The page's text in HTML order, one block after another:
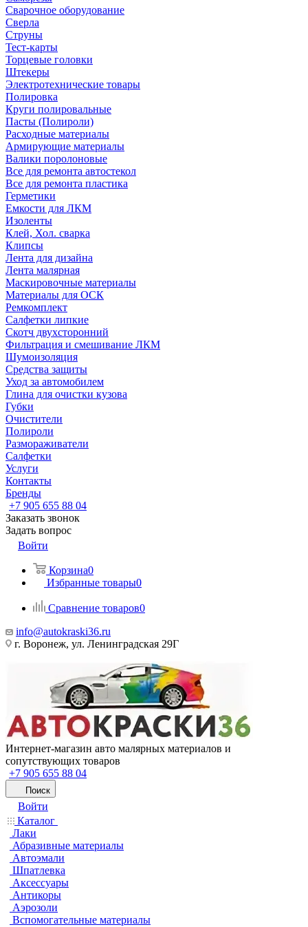
Сварочное оборудование
Сверла
Струны
Тест-карты
Торцевые головки
Штекеры
Электротехнические товары
Полировка
Круги полировальные
Пасты (Полироли)
Расходные материалы
Армирующие материалы
Валики поролоновые
Все для ремонта автостекол
Все для ремонта пластика
Герметики
Емкости для ЛКМ
Изоленты
Клей, Хол. сварка
Клипсы
Лента для дизайна
Лента малярная
Маскировочные материалы
Материалы для ОСК
Ремкомплект
Салфетки липкие
Скотч двухсторонний
Фильтрация и смешивание ЛКМ
Шумоизоляция
Средства защиты
Уход за автомобилем
Глина для очистки кузова
Губки
Очистители
Полироли
Размораживатели
Салфетки
Услуги
Контакты
Бренды
+7 905 655 88 04
Заказать звонок
Задать вопрос
Войти
Корзина0
Избранные товары0
Сравнение товаров0
info@autokraski36.ru
г. Воронеж, ул. Ленинградская 29Г
Интернет-магазин авто малярных материалов и
сопутствующих товаров
+7 905 655 88 04
Поиск
Войти
Каталог
Лаки
Абразивные материалы
Автоэмали
Шпатлевка
Аксессуары
Антикоры
Аэрозоли
Вспомогательные материалы